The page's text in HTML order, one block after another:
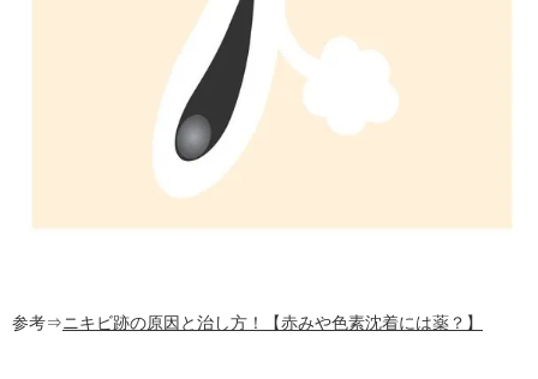
参考⇒ニキビ跡の原因と治し方！【赤みや色素沈着には薬？】